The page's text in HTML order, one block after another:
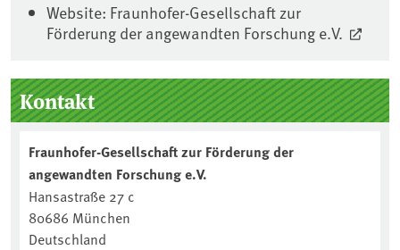
Website: Fraunhofer-Gesellschaft zur
Förderung der angewandten Forschung e.V.
Seitenleiste
Kontakt
Fraunhofer-Gesellschaft zur Förderung der
angewandten Forschung e.V.
Hansastraße 27 c
80686 München
Deutschland